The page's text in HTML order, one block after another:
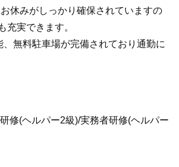
休みがしっかり確保されていますの
充実できます。
無料駐車場が完備されており通勤に
修(ヘルパー2級)/実務者研修(ヘルパー